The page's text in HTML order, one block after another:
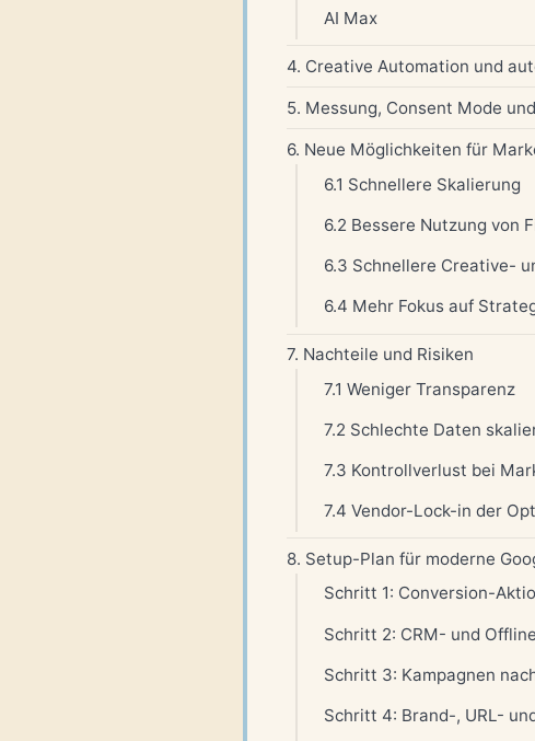
AI Max
4. Creative Automation und
5. Messung, Consent Mode
6. Neue Möglichkeiten für
6.1 Schnellere Skalierung
6.2 Bessere Nutzung von
6.3 Schnellere Creative-
6.4 Mehr Fokus auf
7. Nachteile und Risiken
7.1 Weniger Transparenz
7.2 Schlechte Daten
7.3 Kontrollverlust bei
7.4 Vendor-Lock-in der
8. Setup-Plan für moderne
Schritt 1: Conversion-
Schritt 2: CRM- und
Schritt 3: Kampagnen
Schritt 4: Brand-, URL-